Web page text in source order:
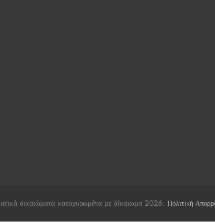
δικαιώματα κατοχυρωμένα με δίκαιωμα 2026. Πολιτική